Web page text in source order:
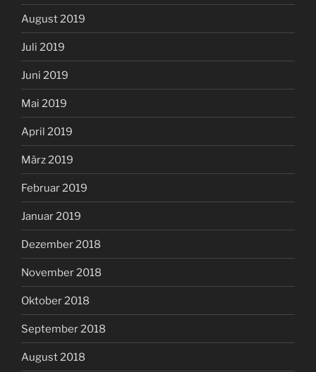
August 2019
Juli 2019
Juni 2019
Mai 2019
April 2019
März 2019
Februar 2019
Januar 2019
Dezember 2018
November 2018
Oktober 2018
September 2018
August 2018